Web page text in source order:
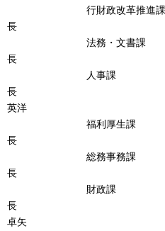
行財政改革推進課
長 畑中
法務・文書課
長 下
人事課
長
英洋
福利厚生課
長 福
総務事務課
長 田
財政課
長
卓矢